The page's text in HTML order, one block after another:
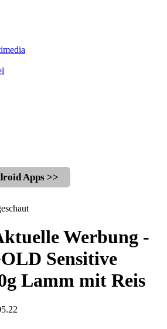
Apps >>
Werbung -
Sensitive
Lamm mit Reis